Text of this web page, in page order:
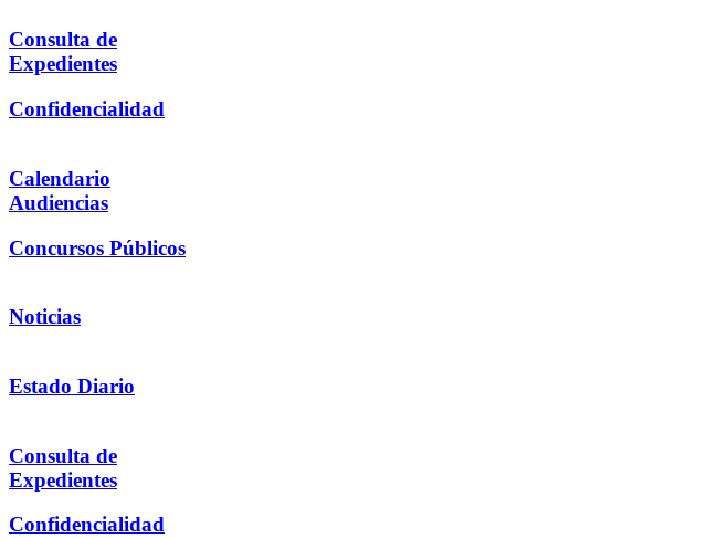
Consulta de
Expedientes
Confidencialidad
Calendario
Audiencias
Concursos Públicos
Noticias
Estado Diario
Consulta de
Expedientes
Confidencialidad